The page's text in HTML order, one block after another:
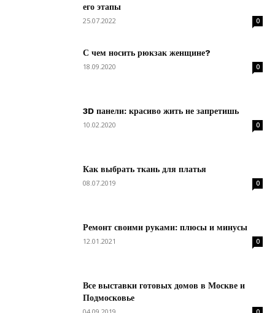
его этапы
25.07.2022 0
С чем носить рюкзак женщине?
18.09.2020 0
3D панели: красиво жить не запретишь
10.02.2020 0
Как выбрать ткань для платья
08.07.2019 0
Ремонт своими руками: плюсы и минусы
12.01.2021 0
Все выставки готовых домов в Москве и
Подмосковье